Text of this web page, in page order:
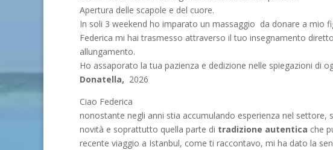
Apertura delle scapole e del cuore.
In soli 3 weekend ho imparato un massaggio da donare a mio
Federica mi hai trasmesso attraverso il tuo insegnamento
allungamento.
Ho assaporato la tua pazienza e dedizione nelle spiegazioni di
Donatella, 2026
Ciao Federica
nonostante negli anni stia accumulando esperienza nel
novità e soprattutto quella parte di tradizione autentica che
recente viaggio a Istanbul, come ti raccontavo, mi ha dato la